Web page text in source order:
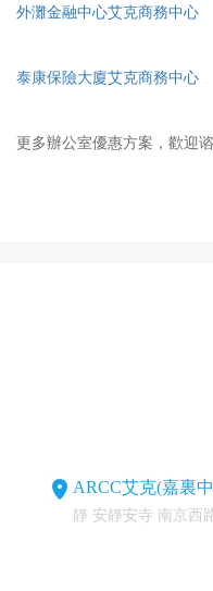
外灘金融中心艾克商務中心
泰康保險大廈艾克商務中心
更多辦公室優惠方案，歡
ARCC艾克(嘉裏
靜 安靜安寺 南京西